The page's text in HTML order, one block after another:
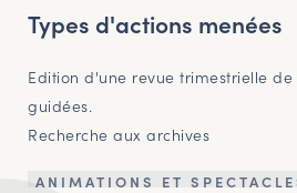
Types d'actions menées
Edition d'une revue trimestrielle
guidées.
Recherche aux archives
ANIMATIONS ET